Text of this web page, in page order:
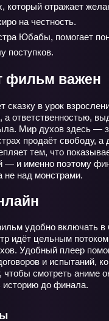
который отражает
на честность.
Юбабы, помогает
поступков.
фильм важен
сказку в урок
а ответственностью,
Мир духов здесь —
продаёт свободу, а
тем, что
— и именно поэтому
не над монстрами.
удобно включать в
идёт цельным
Удобный плеер
и испытаний,
чтобы смотреть аниме
историю до финала.